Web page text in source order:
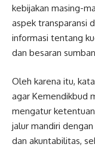
kebijakan masing-
aspek transparansi
informasi tentang
dan besaran
Oleh karena itu,
agar Kemendikbud
mengatur
jalur mandiri
dan akuntabilitas,